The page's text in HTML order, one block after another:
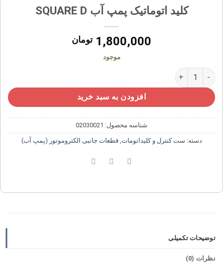
کلید اتوماتیک پمپ آب SQUARE D
1,800,000 تومان
موجود
کلید اتوماتیک پمپ آب SQUARE D عدد
افزودن به سبد خرید
شناسه محصول: 02030021
دسته: ست کنترل و کلیداتومات ,قطعات جانبی الکتروموتور (پمپ آب)
توضیحات تکمیلی
نظرات (0)